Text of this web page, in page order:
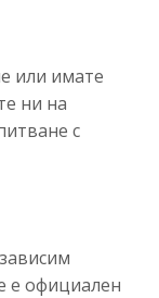
или имате
ни на
с
е официален